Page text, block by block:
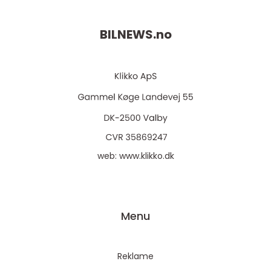
BILNEWS.no
web: www.klikko.dk
Menu
Reklame